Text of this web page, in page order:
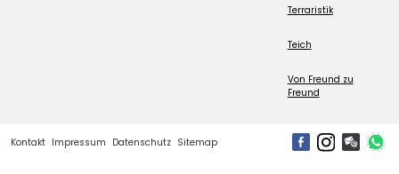
Terraristik
Teich
Von Freund zu
Freund
Kontakt Impressum Datenschutz Sitemap